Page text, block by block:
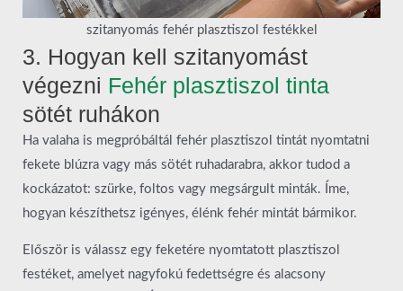
szitanyomás fehér plasztiszol festékkel
3. Hogyan kell szitanyomást
végezni Fehér plasztiszol tinta
sötét ruhákon
Ha valaha is megpróbáltál fehér plasztiszol tintát nyomtatni
fekete blúzra vagy más sötét ruhadarabra, akkor tudod a
kockázatot: szürke, foltos vagy megsárgult minták. Íme,
hogyan készíthetsz igényes, élénk fehér mintát bármikor.
Először is válassz egy feketére nyomtatott plasztiszol
festéket, amelyet nagyfokú fedettségre és alacsony